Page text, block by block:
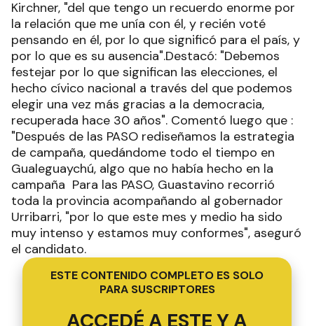
Kirchner, "del que tengo un recuerdo enorme por
la relación que me unía con él, y recién voté
pensando en él, por lo que significó para el país, y
por lo que es su ausencia".Destacó: "Debemos
festejar por lo que significan las elecciones, el
hecho cívico nacional a través del que podemos
elegir una vez más gracias a la democracia,
recuperada hace 30 años". Comentó luego que :
"Después de las PASO rediseñamos la estrategia
de campaña, quedándome todo el tiempo en
Gualeguaychú, algo que no había hecho en la
campaña Para las PASO, Guastavino recorrió
toda la provincia acompañando al gobernador
Urribarri, "por lo que este mes y medio ha sido
muy intenso y estamos muy conformes", aseguró
el candidato.
ESTE CONTENIDO COMPLETO ES SOLO
PARA SUSCRIPTORES